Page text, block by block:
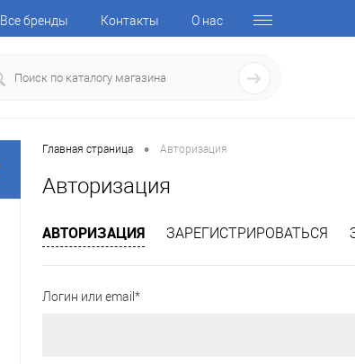
Все бренды Контакты О нас
Главная страница • Авторизация
Авторизация
АВТОРИЗАЦИЯ ЗАРЕГИСТРИРОВАТЬСЯ
Логин или email*